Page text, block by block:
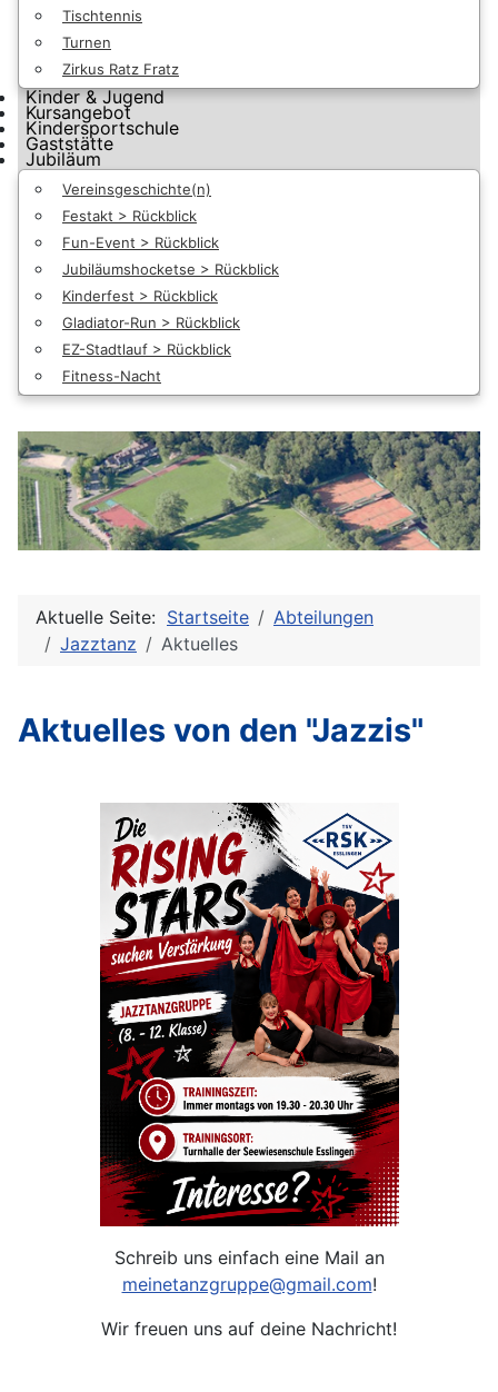
Tischtennis
Turnen
Zirkus Ratz Fratz
Kinder & Jugend
Kursangebot
Kindersportschule
Gaststätte
Jubiläum
Vereinsgeschichte(n)
Festakt > Rückblick
Fun-Event > Rückblick
Jubiläumshocketse > Rückblick
Kinderfest > Rückblick
Gladiator-Run > Rückblick
EZ-Stadtlauf > Rückblick
Fitness-Nacht
Aktuelle Seite: Startseite
Abteilungen
Jazztanz
Aktuelles
Aktuelles von den "Jazzis"
Schreib uns einfach eine Mail an
meinetanzgruppe@gmail.com!
Wir freuen uns auf deine Nachricht!